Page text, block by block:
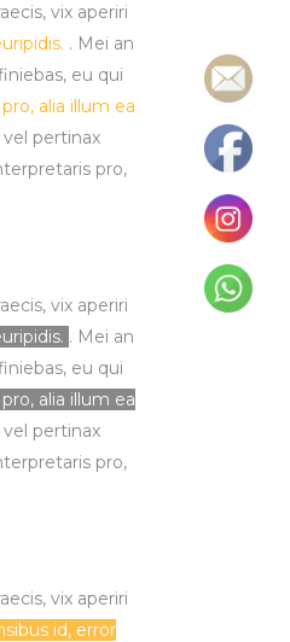
vix aperiri
. Mei an
eu qui
alia illum ea
pertinax
pro,
vix aperiri
. Mei an
eu qui
alia illum ea
pertinax
pro,
vix aperiri
id, error